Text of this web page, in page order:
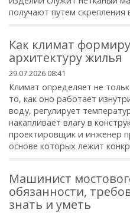
получают путем скрепления
Как климат
архитектуру жилья
29.07.2026 08:41
Климат определяет не
то, как оно работает
воду, регулирует
накапливает влагу в
проектировщик и инженер
основе которых лежит
Машинист
обязанности,
знать и уметь